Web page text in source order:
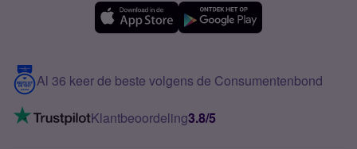
Meerdere nummers
5G internet
Mobiel internet
Mobiel abonnement
Contact
VoLTE 4G bellen
Al 36 keer de beste volgens de Consumentenbond
Klantbeoordeling3.8/5